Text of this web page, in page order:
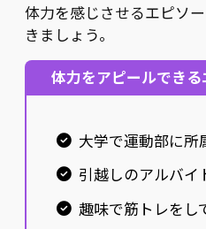
体力を感じさせるエピソ
きましょう。
体力をアピールでき
大学で運動部に所
引越しのアルバイ
趣味で筋トレをし